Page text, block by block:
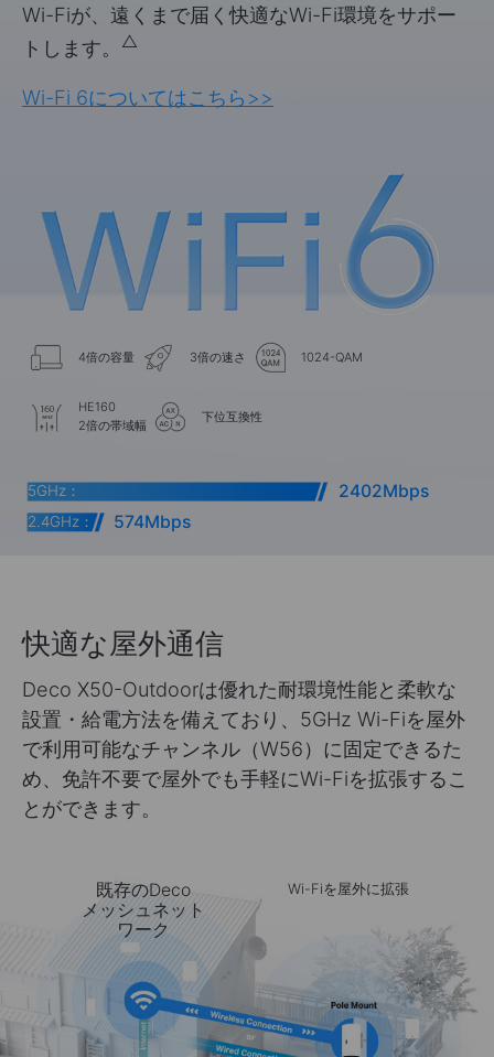
Wi-Fiが、遠くまで届く快適なWi-Fi環境をサポー
トします。
△
Wi-Fi 6についてはこちら >>
4倍の容量 3倍の速さ 1024-QAM
HE160
2倍の帯域幅
下位互換性
5GHz： 2402Mbps
2.4GHz： 574Mbps
快適な屋外通信
Deco X50-Outdoorは優れた耐環境性能と柔軟な
設置・給電方法を備えており、5GHz Wi-Fiを屋外
で利用可能なチャンネル（W56）に固定できるた
め、免許不要で屋外でも手軽にWi-Fiを拡張するこ
とができます。
既存のDeco
メッシュネット
ワーク
Wi-Fiを屋外に拡張